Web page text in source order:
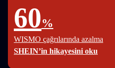
60%
WISMO çağrılarında azalma
SHEIN’in hikayesini oku